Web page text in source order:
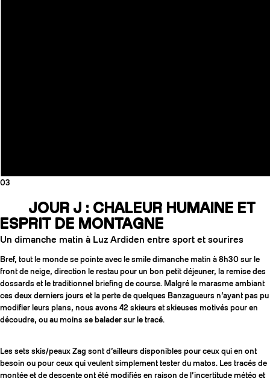
03
JOUR J : CHALEUR HUMAINE ET
ESPRIT DE MONTAGNE
Un dimanche matin à Luz Ardiden entre sport et sourires
Bref, tout le monde se pointe avec le smile dimanche matin à 8h30 sur le
front de neige, direction le restau pour un bon petit déjeuner, la remise des
dossards et le traditionnel briefing de course. Malgré le marasme ambiant
ces deux derniers jours et la perte de quelques Banzagueurs n’ayant pas pu
modifier leurs plans, nous avons 42 skieurs et skieuses motivés pour en
découdre, ou au moins se balader sur le tracé.
Les sets skis/peaux Zag sont d’ailleurs disponibles pour ceux qui en ont
besoin ou pour ceux qui veulent simplement tester du matos. Les tracés de
montée et de descente ont été modifiés en raison de l’incertitude météo et